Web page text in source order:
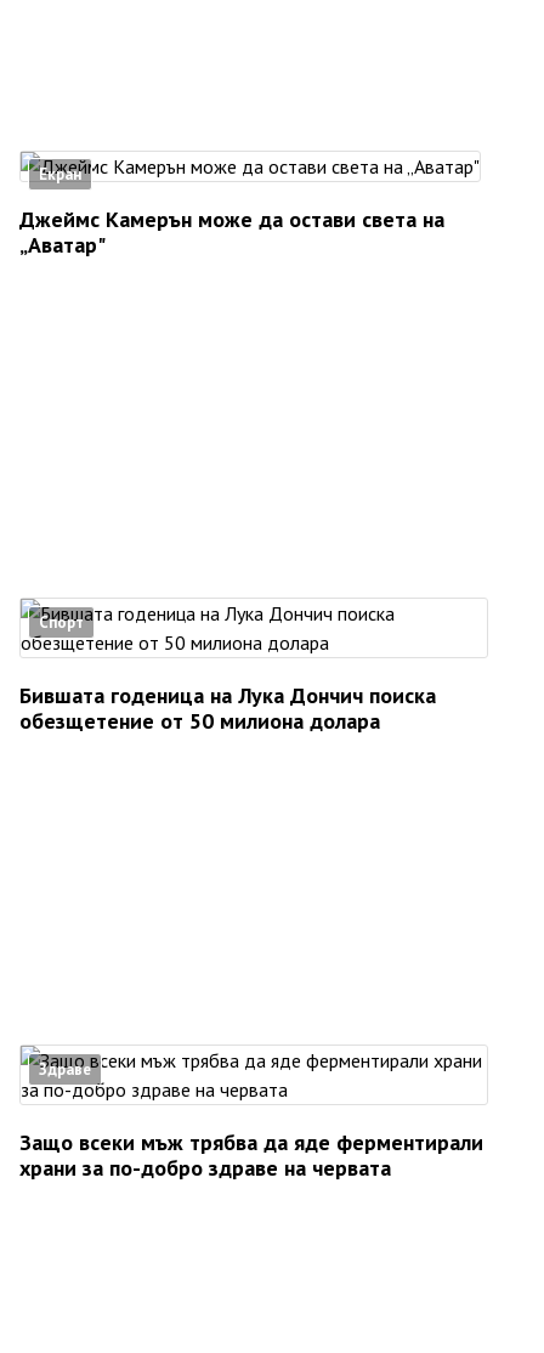
Екран
Джеймс Камерън може да остави света на
„Аватар"
Спорт
Бившата годеница на Лука Дончич поиска
обезщетение от 50 милиона долара
Здраве
Защо всеки мъж трябва да яде ферментирали
храни за по-добро здраве на червата